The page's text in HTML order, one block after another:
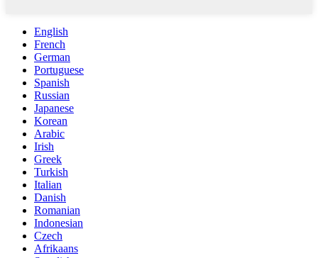
English
French
German
Portuguese
Spanish
Russian
Japanese
Korean
Arabic
Irish
Greek
Turkish
Italian
Danish
Romanian
Indonesian
Czech
Afrikaans